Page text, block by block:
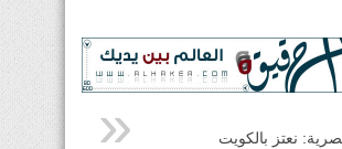
نعتز بالكويت